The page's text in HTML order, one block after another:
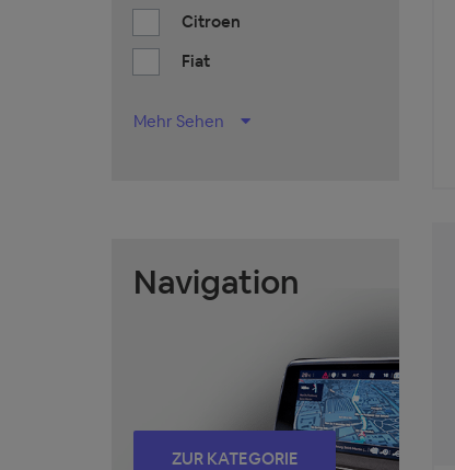
Citroen
Fiat
Mehr Sehen
Navigation
ZUR KATEGORIE